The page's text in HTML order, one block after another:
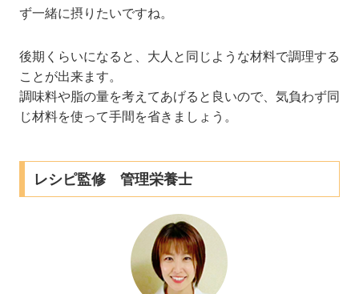
ず一緒に摂りたいですね。
後期くらいになると、大人と同じような材料で調理する
ことが出来ます。
調味料や脂の量を考えてあげると良いので、気負わず同
じ材料を使って手間を省きましょう。
レシピ監修 管理栄養士